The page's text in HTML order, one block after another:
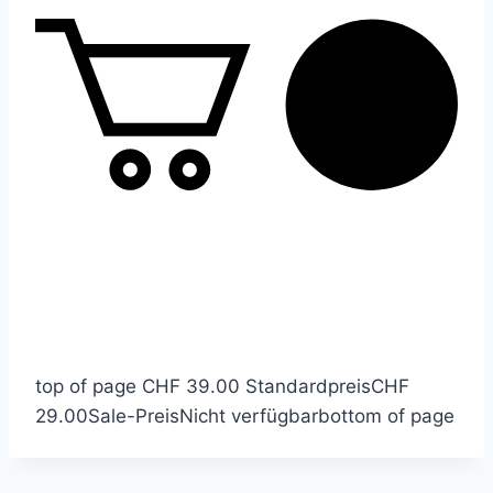
top of page CHF 39.00 StandardpreisCHF
29.00Sale-PreisNicht verfügbarbottom of page